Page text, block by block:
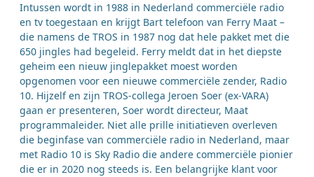
Intussen wordt in 1988 in Nederland commerciële radio
en tv toegestaan en krijgt Bart telefoon van Ferry Maat –
die namens de TROS in 1987 nog dat hele pakket met die
650 jingles had begeleid. Ferry meldt dat in het diepste
geheim een nieuw jinglepakket moest worden
opgenomen voor een nieuwe commerciële zender, Radio
10. Hijzelf en zijn TROS-collega Jeroen Soer (ex-VARA)
gaan er presenteren, Soer wordt directeur, Maat
programmaleider. Niet alle prille initiatieven overleven
die beginfase van commerciële radio in Nederland, maar
met Radio 10 is Sky Radio die andere commerciële pionier
die er in 2020 nog steeds is. Een belangrijke klant voor